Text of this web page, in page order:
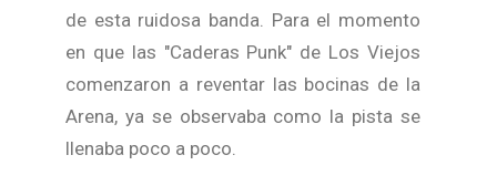
de esta ruidosa banda. Para el momento
en que las "Caderas Punk" de Los Viejos
comenzaron a reventar las bocinas de la
Arena, ya se observaba como la pista se
llenaba poco a poco.